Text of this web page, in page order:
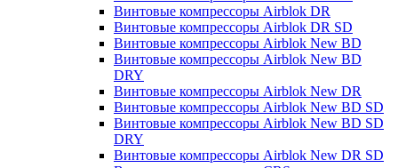
Винтовые компрессоры Airblok DR
Винтовые компрессоры Airblok DR SD
Винтовые компрессоры Airblok New BD
Винтовые компрессоры Airblok New BD
DRY
Винтовые компрессоры Airblok New DR
Винтовые компрессоры Airblok New BD SD
Винтовые компрессоры Airblok New BD SD
DRY
Винтовые компрессоры Airblok New DR SD